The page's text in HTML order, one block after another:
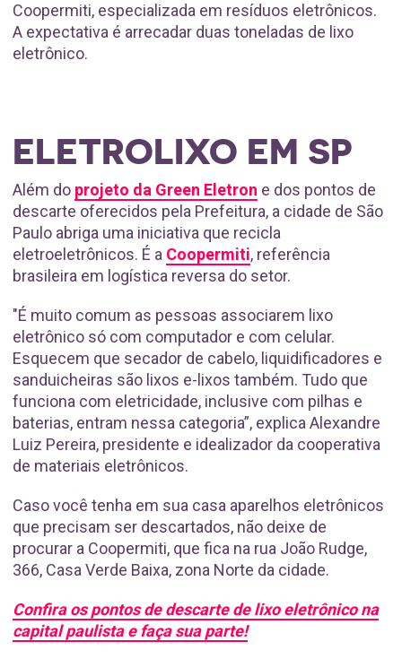
Coopermiti, especializada em resíduos eletrônicos.
A expectativa é arrecadar duas toneladas de lixo
eletrônico.
ELETROLIXO EM SP
Além do projeto da Green Eletron e dos pontos de
descarte oferecidos pela Prefeitura, a cidade de São
Paulo abriga uma iniciativa que recicla
eletroeletrônicos. É a Coopermiti, referência
brasileira em logística reversa do setor.
"É muito comum as pessoas associarem lixo
eletrônico só com computador e com celular.
Esquecem que secador de cabelo, liquidificadores e
sanduicheiras são lixos e-lixos também. Tudo que
funciona com eletricidade, inclusive com pilhas e
baterias, entram nessa categoria”, explica Alexandre
Luiz Pereira, presidente e idealizador da cooperativa
de materiais eletrônicos.
Caso você tenha em sua casa aparelhos eletrônicos
que precisam ser descartados, não deixe de
procurar a Coopermiti, que fica na rua João Rudge,
366, Casa Verde Baixa, zona Norte da cidade.
Confira os pontos de descarte de lixo eletrônico na
capital paulista e faça sua parte!